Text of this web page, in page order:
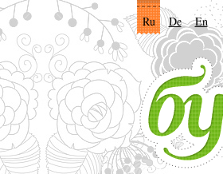
Ru De En